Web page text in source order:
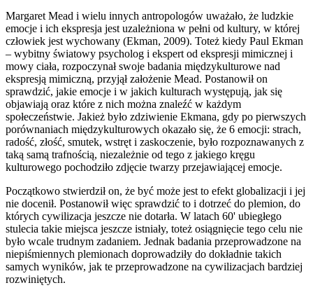
Margaret Mead i wielu innych antropologów uważało, że ludzkie
emocje i ich ekspresja jest uzależniona w pełni od kultury, w której
człowiek jest wychowany (Ekman, 2009). Toteż kiedy Paul Ekman
– wybitny światowy psycholog i ekspert od ekspresji mimicznej i
mowy ciała, rozpoczynał swoje badania międzykulturowe nad
ekspresją mimiczną, przyjął założenie Mead. Postanowił on
sprawdzić, jakie emocje i w jakich kulturach występują, jak się
objawiają oraz które z nich można znaleźć w każdym
społeczeństwie. Jakież było zdziwienie Ekmana, gdy po pierwszych
porównaniach międzykulturowych okazało się, że 6 emocji: strach,
radość, złość, smutek, wstręt i zaskoczenie, było rozpoznawanych z
taką samą trafnością, niezależnie od tego z jakiego kręgu
kulturowego pochodziło zdjęcie twarzy przejawiającej emocje.
Początkowo stwierdził on, że być może jest to efekt globalizacji i jej
nie docenił. Postanowił więc sprawdzić to i dotrzeć do plemion, do
których cywilizacja jeszcze nie dotarła. W latach 60' ubiegłego
stulecia takie miejsca jeszcze istniały, toteż osiągnięcie tego celu nie
było wcale trudnym zadaniem. Jednak badania przeprowadzone na
niepiśmiennych plemionach doprowadziły do dokładnie takich
samych wyników, jak te przeprowadzone na cywilizacjach bardziej
rozwiniętych.